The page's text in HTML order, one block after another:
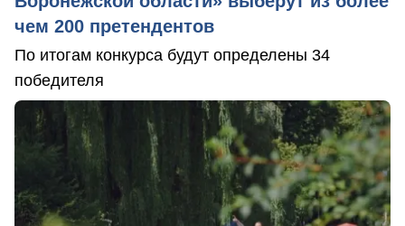
чем 200 претендентов
По итогам конкурса будут определены 34
победителя